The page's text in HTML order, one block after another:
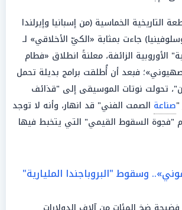
التاريخية الخماسية (من إسبانيا وإيرلندا
جاءت بمثابة «الكيّ الأخلاقي» لـ
الأوروبية الزائفة، معلنةً انطلاق «فطام
فبعد أن أُطلقت برامج بديلة تحمل
تحولت نوتات الموسيقى إلى "قذائف
صناعة الصمت الفني" قد انهار، وأنه لا توجد
"فجوة السقوط القيمي" التي يتخبط فيها
وسقوط "البروباجندا المليارية"